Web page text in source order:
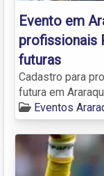
Evento em
profissionais
futuras
Cadastro para
futura em
Eventos